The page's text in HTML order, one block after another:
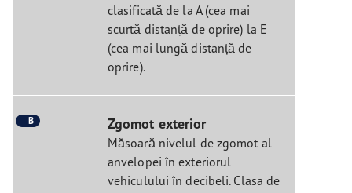
clasificată de la A (cea mai
scurtă distanță de oprire) la E
(cea mai lungă distanță de
oprire).
B Zgomot exterior
Măsoară nivelul de zgomot al
anvelopei în exteriorul
vehiculului în decibeli. Clasa de